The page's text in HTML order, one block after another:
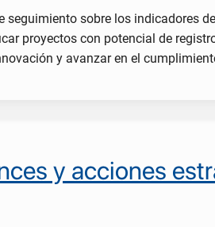
sobre los indicadores
proyectos con potencial de
y avanzar en el
y acciones